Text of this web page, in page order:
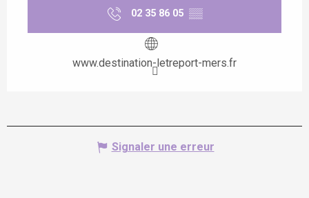
02 35 86 05 ▒▒
www.destination-letreport-mers.fr
Signaler une erreur